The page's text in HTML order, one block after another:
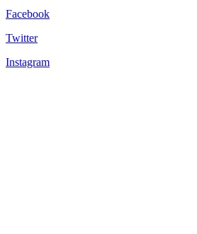
Facebook
Twitter
Instagram